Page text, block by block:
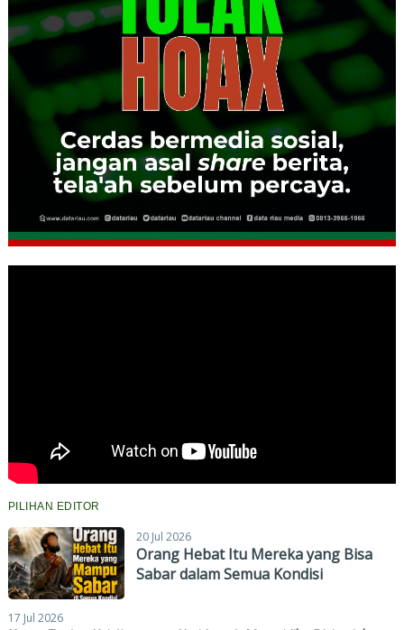
PILIHAN EDITOR
20 Jul 2026
Orang Hebat Itu Mereka yang Bisa
Sabar dalam Semua Kondisi
17 Jul 2026